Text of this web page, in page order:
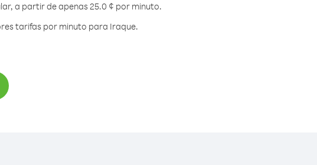
a partir de apenas 25.0 ¢ por minuto.
tarifas por minuto para Iraque.